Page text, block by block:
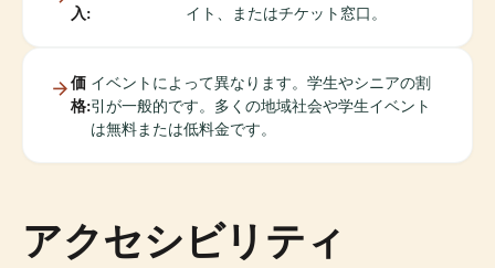
入:
イト、またはチケット窓口。
価
格:
イベントによって異なります。学生やシニアの割
引が一般的です。多くの地域社会や学生イベント
は無料または低料金です。
アクセシビリティ